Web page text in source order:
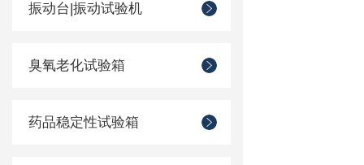
振动台|振动试验机
臭氧老化试验箱
药品稳定性试验箱